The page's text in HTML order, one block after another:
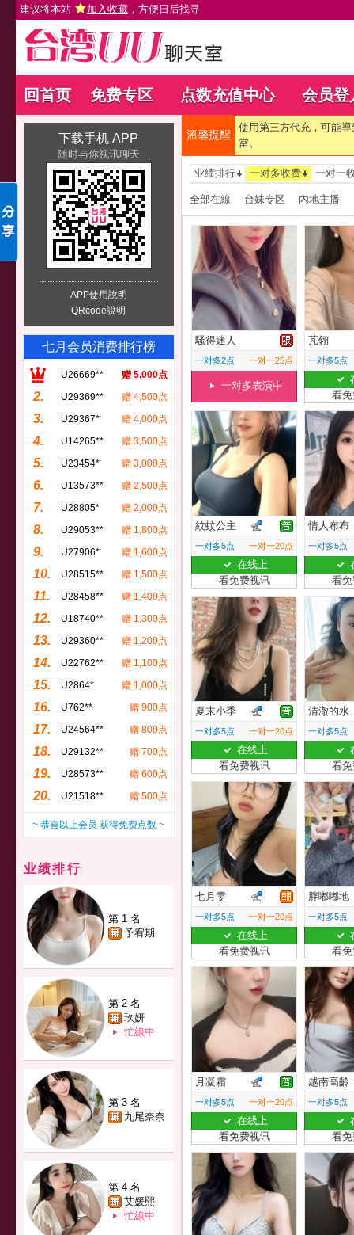
建议将本站 加入收藏 ，方便日后找寻
回首页 免费专区 点数充值中心 会员登
下载手机 APP
随时与你视讯聊天
APP使用說明
QRcode說明
七月会员消费排行榜
U26669** 赠 5,000点
2. U29369** 赠 4,500点
3. U29367* 赠 4,000点
4. U14265** 赠 3,500点
5. U23454* 赠 3,000点
6. U13573** 赠 2,500点
7. U28805* 赠 2,000点
8. U29053** 赠 1,800点
9. U27906* 赠 1,600点
10. U28515** 赠 1,500点
11. U28458** 赠 1,400点
12. U18740** 赠 1,300点
13. U29360** 赠 1,200点
14. U22762** 赠 1,100点
15. U2864* 赠 1,000点
16. U762** 赠 900点
17. U24564** 赠 800点
18. U29132** 赠 700点
19. U28573** 赠 600点
20. U21518** 赠 500点
~ 恭喜以上会员 获得免费点数 ~
业绩排行
第 1 名
予宥期
第 2 名
玖妍
忙線中
第 3 名
九尾奈奈
第 4 名
艾媛熙
忙線中
溫馨提醒
使用第三方代充，可能
當。
业绩排行 一对多收费 一对一
全部在線 台妹专区 內地主播
騷得迷人
一对多2点 一对一25点
一对多表演中
芃翎
一对多5点
看
紋蚊公主
一对多5点 一对一20点
在线上
看免费视讯
情人布布
一对多5点
看
夏末小季
一对多5点 一对一20点
在线上
看免费视讯
清澈的水
一对多5点
看
七月雯
一对多5点 一对一20点
在线上
看免费视讯
胖嘟嘟地
一对多5点
看
月凝霜
一对多5点 一对一20点
在线上
看免费视讯
越南高齡
一对多5点
看